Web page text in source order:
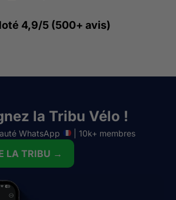
4,9/5 (500+ avis)
la Tribu Vélo !
WhatsApp | 10k+ membres
LA TRIBU →